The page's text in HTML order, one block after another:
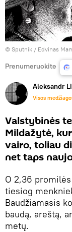
© Sputnik / Edvinas
Prenumeruokite
Aleksandr
Visos
Valstybinės
Mildažytė,
vairo, toliau
net taps
O 2,36
tiesiog
Baudžiamasis
baudą, areštą,
metų.